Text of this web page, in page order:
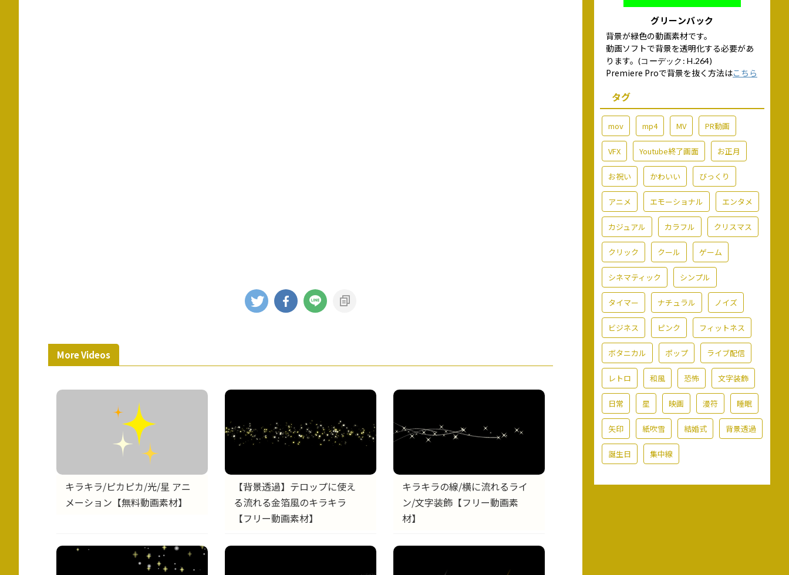
More Videos
キラキラ/ピカピカ/光/星 アニ
メーション【無料動画素材】
【背景透過】テロップに使え
る流れる金箔風のキラキラ
【フリー動画素材】
キラキラの線/横に流れるライ
ン/文字装飾【フリー動画素
材】
グリーンバック
背景が緑色の動画素材です。
動画ソフトで背景を透明化する必要があ
ります。 (コーデック: H.264)
Premiere Proで背景を抜く方法はこちら
タグ
mov mp4 MV PR動画
VFX Youtube終了画面 お正月
お祝い かわいい びっくり
アニメ エモーショナル エンタメ
カジュアル カラフル クリスマス
クリック クール ゲーム
シネマティック シンプル
タイマー ナチュラル ノイズ
ビジネス ピンク フィットネス
ボタニカル ポップ ライブ配信
レトロ 和風 恐怖 文字装飾
日常 星 映画 漫符 睡眠
矢印 紙吹雪 結婚式 背景透過
誕生日 集中線